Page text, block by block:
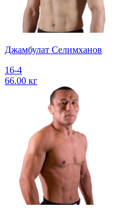
Джамбулат Селимханов
16-4
66.00 кг